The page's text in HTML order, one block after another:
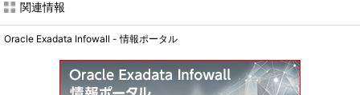
関連情報
Oracle Exadata Infowall - 情報ポータル